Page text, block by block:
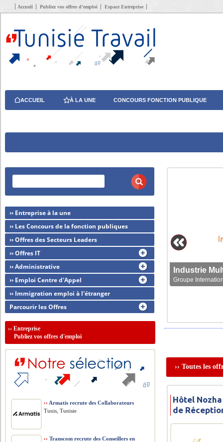
Accueil Publiez vos offres d’emploi Espace Entreprise
ACCUEIL À LA UNE CONCOURS FONCTION PUBLIQUE
Groupe
›› Toutes les
Hôtel
de
›› Entreprise à la une
›› Les Concours de la fonction publiques
›› Offres des Secteurs Leaders
›› Offres IT
›› Administrative
›› Emploi Centre d'Appel
›› Immigration emploi à l'étranger
Parcourir les Offres
››Entreprise
Publiez vos offres d'emploi
›› Armatis recrute des Collaborateurs
Tunis, Tunisie
›› Transcom recrute des Conseillers en